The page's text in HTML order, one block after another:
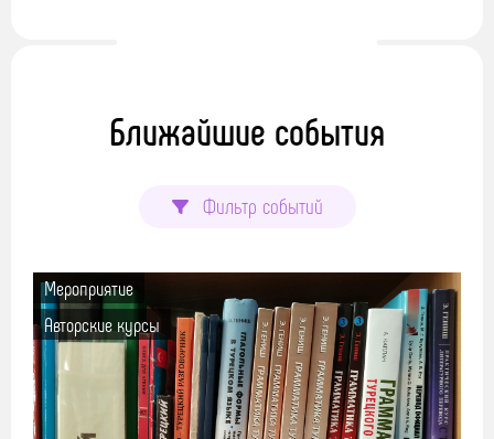
Ближайшие события
Фильтр событий
Мероприятие
Авторские курсы